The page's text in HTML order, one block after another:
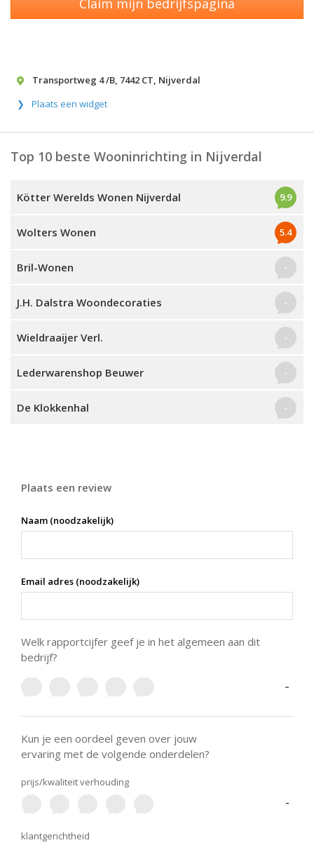
Claim mijn bedrijfspagina
Transportweg 4 /B, 7442 CT, Nijverdal
Plaats een widget
Top 10 beste Wooninrichting in Nijverdal
Kötter Werelds Wonen Nijverdal 9.9
Wolters Wonen 5.4
Bril-Wonen -
J.H. Dalstra Woondecoraties -
Wieldraaijer Verl. -
Lederwarenshop Beuwer -
De Klokkenhal -
Plaats een review
Naam (noodzakelijk)
Email adres (noodzakelijk)
Welk rapportcijfer geef je in het algemeen aan dit
bedrijf?
-
Kun je een oordeel geven over jouw
ervaring met de volgende onderdelen?
prijs/kwaliteit verhouding
-
klantgerichtheid